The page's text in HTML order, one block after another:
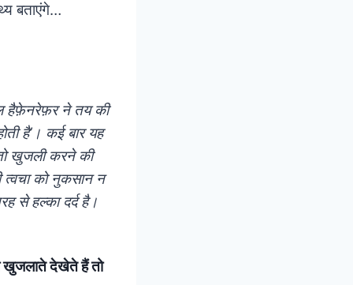
बताएंगे…
हैफ़ेनरेफ़र ने तय की
है’। कई बार यह
खुजली करने की
को नुकसान न
से हल्का दर्द है।
खुजलाते देखेते हैं तो